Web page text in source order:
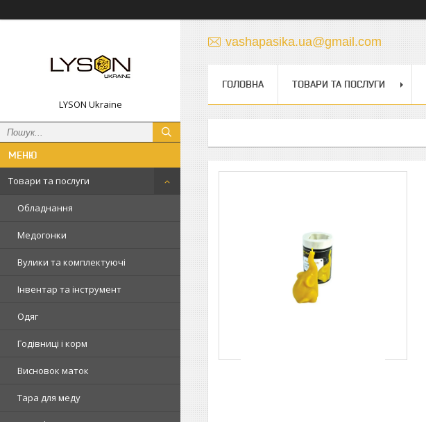
LYSON Ukraine
Товари та послуги
Обладнання
Медогонки
Вулики та комплектуючі
Інвентар та інструмент
Одяг
Годівниці і корм
Висновок маток
Тара для меду
vashapasika.ua@gmail.com
ГОЛОВНА ТОВАРИ ТА ПОСЛУГИ